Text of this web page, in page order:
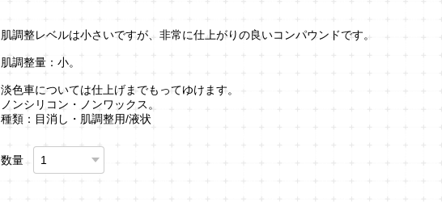
肌調整レベルは小さいですが、非常に仕上がりの良いコンパウンドです。
肌調整量：小。
淡色車については仕上げまでもってゆけます。
ノンシリコン・ノンワックス。
種類：目消し・肌調整用/液状
数量